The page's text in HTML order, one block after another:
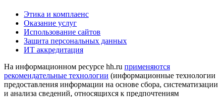
Этика и комплаенс
Оказание услуг
Использование сайтов
Защита персональных данных
ИТ аккредитация
На информационном ресурсе hh.ru применяются
рекомендательные технологии (информационные технологии
предоставления информации на основе сбора, систематизации
и анализа сведений, относящихся к предпочтениям